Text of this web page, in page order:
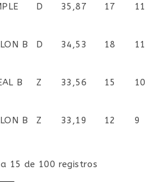
D 35,87 17 11
B D 34,53 18 11
B Z 33,56 15 10
B Z 33,19 12 9
15 de 100 registros